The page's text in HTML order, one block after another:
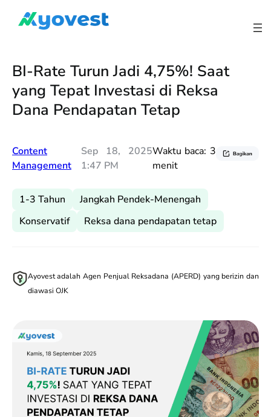
BI-Rate Turun Jadi 4,75%! Saat
yang Tepat Investasi di Reksa
Dana Pendapatan Tetap
Content
Management
Sep 18, 2025
1:47 PM
Waktu baca: 3
menit
1-3 Tahun
Jangkah Pendek-Menengah
Konservatif
Reksa dana pendapatan tetap
Ayovest adalah Agen Penjual Reksadana (APERD) yang berizin dan
diawasi OJK